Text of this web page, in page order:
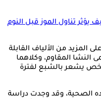
يؤثر تناول الموز قبل النوم
المزيد من الألياف القابلة
النشا المقاوم، وكلاهما
يشعر بالشبع لفترة
الصحية، وقد وجدت دراسة